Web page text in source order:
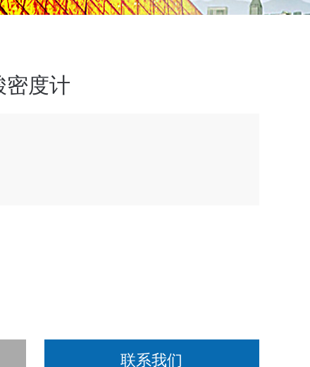
密度计
酸。磷酸主要用于制药、食品、肥料等工业，也可用
进口高精度
联系我们